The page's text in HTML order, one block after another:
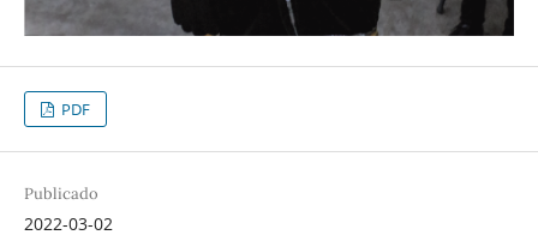
PDF
Publicado
2022-03-02